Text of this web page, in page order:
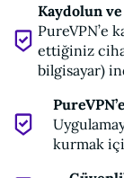
Kaydolun
PureVPN’e
ettiğiniz
bilgisayar)
kurmak